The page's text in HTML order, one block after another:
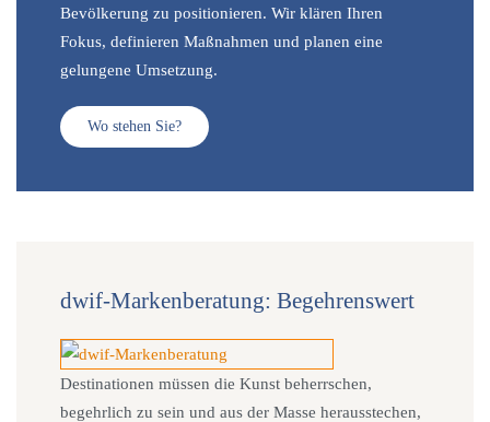
Bevölkerung zu positionieren. Wir klären Ihren
Fokus, definieren Maßnahmen und planen eine
gelungene Umsetzung.
Wo stehen Sie?
dwif-Markenberatung: Begehrenswert
Destinationen müssen die Kunst beherrschen,
begehrlich zu sein und aus der Masse herausstechen,